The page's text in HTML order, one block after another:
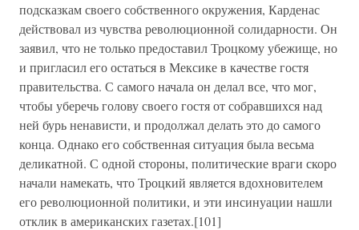
подсказкам своего собственного окружения, Карденас
действовал из чувства революционной солидарности. Он
заявил, что не только предоставил Троцкому убежище, но
и пригласил его остаться в Мексике в качестве гостя
правительства. С самого начала он делал все, что мог,
чтобы уберечь голову своего гостя от собравшихся над
ней бурь ненависти, и продолжал делать это до самого
конца. Однако его собственная ситуация была весьма
деликатной. С одной стороны, политические враги скоро
начали намекать, что Троцкий является вдохновителем
его революционной политики, и эти инсинуации нашли
отклик в американских газетах.[101]